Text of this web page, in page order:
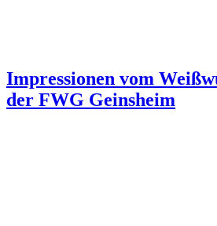
Impressionen vom
der FWG Geinsheim